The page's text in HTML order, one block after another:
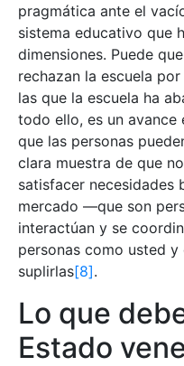
pragmática ante el
sistema educativo que
dimensiones. Puede
rechazan la escuela
las que la escuela ha
todo ello, es un avance
que las personas
clara muestra de que
satisfacer necesidades
mercado —que son
interactúan y se
personas como usted
suplirlas[8].
Lo que
Estado